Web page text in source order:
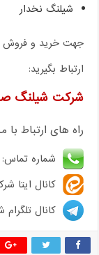
شیلنگ نخدار
جهت خرید و فروش
ارتباط بگیرید:
شرکت شیلنگ
راه های ارتباط با
شماره تماس:
کانال ایتا
کانال